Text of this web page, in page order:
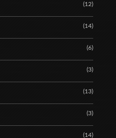
(12)
(14)
(6)
(3)
(13)
(3)
(14)